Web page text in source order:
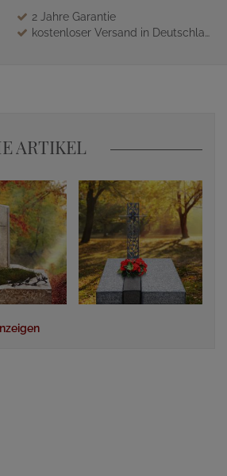
2 Jahre Garantie
kostenloser Versand in Deutschland
ARTIKEL